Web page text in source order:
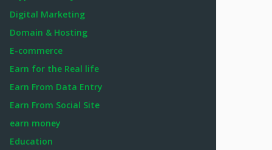
Digital Marketing
Domain & Hosting
E-commerce
Earn for the Real life
Earn From Data Entry
Earn From Social Site
earn money
Education